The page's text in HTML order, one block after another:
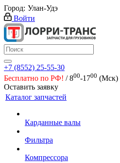
Город: Улан-Удэ
Войти
+7 (8552) 25-55-30
Бесплатно по РФ! / 800-1700 (Мск)
Оставить заявку
Каталог запчастей
Карданные валы
Фильтра
Компрессора